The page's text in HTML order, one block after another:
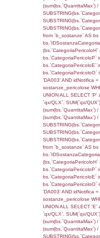
sql:
JOIN